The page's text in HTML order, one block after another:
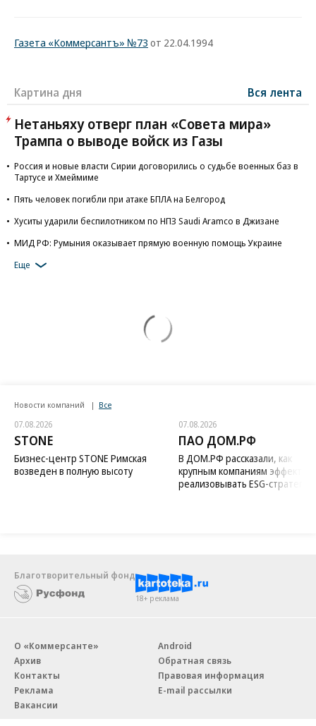
Газета «Коммерсантъ» №73 от 22.04.1994
Картина дня Вся лента
Нетаньяху отверг план «Совета мира»
Трампа о выводе войск из Газы
Россия и новые власти Сирии договорились о судьбе военных баз в
Тартусе и Хмеймиме
Пять человек погибли при атаке БПЛА на Белгород
Хуситы ударили беспилотником по НПЗ Saudi Aramco в Джизане
МИД РФ: Румыния оказывает прямую военную помощь Украине
Еще
Новости компаний Все
07.08.2026
STONE
Бизнес-центр STONE Римская
возведен в полную высоту
07.08.2026
ПАО ДОМ.РФ
В ДОМ.РФ рассказали, как
крупным компаниям
реализовывать ESG-стратегию
Благотворительный фонд
18+ реклама
О «Коммерсанте»
Архив
Контакты
Реклама
Вакансии
Android
Обратная связь
Правовая информация
E-mail рассылки